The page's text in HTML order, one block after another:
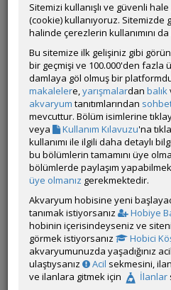
alikiranbaskesen
Çevrim Dışı
Gönderim Zamanı:07 Temmuz
110 Litrelik bir akvaryum kurdum
suyu kullandım bakteri kültürünü
başlıyacağım elimde 1 adet cüce
akvaryumda yaşıyor ne zaman
orda kalmasını istemiyorum.
Üye imzalarını sadece giriş
ÖM
aquaticathearmi
Çevrim Dışı
Sitemizi kullanışlı ve güvenli
(cookie) kullanıyoruz.
halinde çerezlerin kullanımını
Bu sitemize ilk gelişiniz gibi
bir geçmişi ve 100.000'den fazla
damlaya göl olmuş bir
makalelere,yarışmalardan balık
akvaryum tanıtımlarından
mevcuttur. Bölüm isimlerine
veya
Kullanım Kılavuzu'na
kullanımı ile ilgili daha detaylı
bu bölümlerin tamamını üye
bölümlerde paylaşım
üye olmanız gerekmektedir.
Akvaryum hobisine yeni
tanımak istiyorsanız
Hobiye
hobinin içerisindeyseniz ve
görmek istiyorsanız
Hobici
akvaryumunuzda yaşadığınız
ulaştıysanız
Acil sekmesini,
ve ilanlara gitmek için
İlanlar